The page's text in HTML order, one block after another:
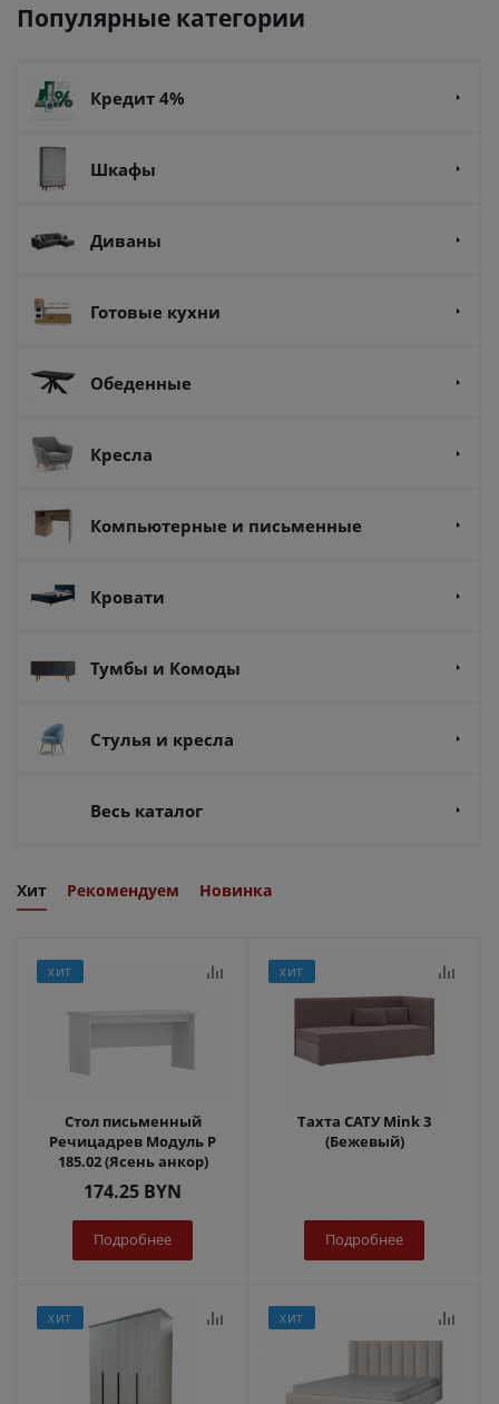
Популярные категории
Кредит 4%
Шкафы
Диваны
Готовые кухни
Обеденные
Кресла
Компьютерные и письменные
Кровати
Тумбы и Комоды
Стулья и кресла
Весь каталог
Хит Рекомендуем Новинка
ХИТ
Стол письменный
Речицадрев Модуль Р
185.02 (Ясень анкор)
174.25 BYN
Подробнее
ХИТ
Тахта САТУ Mink 3
(Бежевый)
Подробнее
ХИТ ХИТ